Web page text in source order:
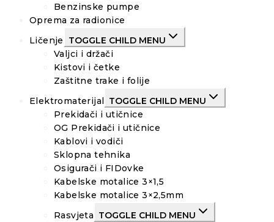
Benzinske pumpe
Oprema za radionice
Ličenje
TOGGLE CHILD MENU
Valjci i držači
Kistovi i četke
Zaštitne trake i folije
Elektromaterijal
TOGGLE CHILD MENU
Prekidači i utičnice
OG Prekidači i utičnice
Kablovi i vodiči
Sklopna tehnika
Osigurači i FIDovke
Kabelske motalice 3×1,5
Kabelske motalice 3×2,5mm
Rasvjeta TOGGLE CHILD MENU